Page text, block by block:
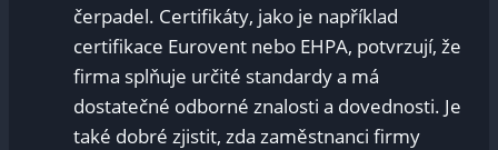
čerpadel. Certifikáty, jako je například
certifikace Eurovent nebo EHPA, potvrzují, že
firma splňuje určité standardy a má
dostatečné odborné znalosti a dovednosti. Je
také dobré zjistit, zda zaměstnanci firmy